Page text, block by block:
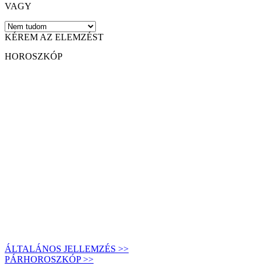
VAGY
KÉREM AZ ELEMZÉST
HOROSZKÓP
ÁLTALÁNOS JELLEMZÉS >>
PÁRHOROSZKÓP >>